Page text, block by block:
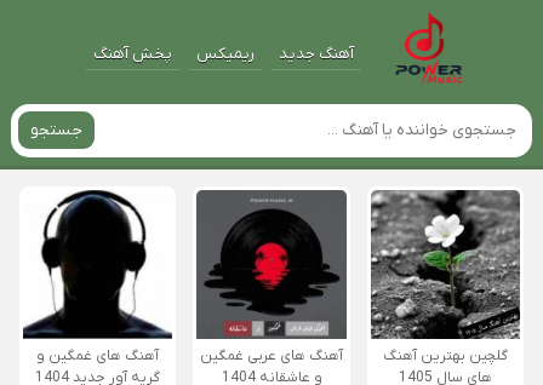
آهنگ جدید ریمیکس پخش آهنگ
جستجو
گلچین بهترین آهنگ
های سال 1405
آهنگ های عربی غمگین
و عاشقانه 1404
آهنگ های غمگین و
گریه آور جدید 1404